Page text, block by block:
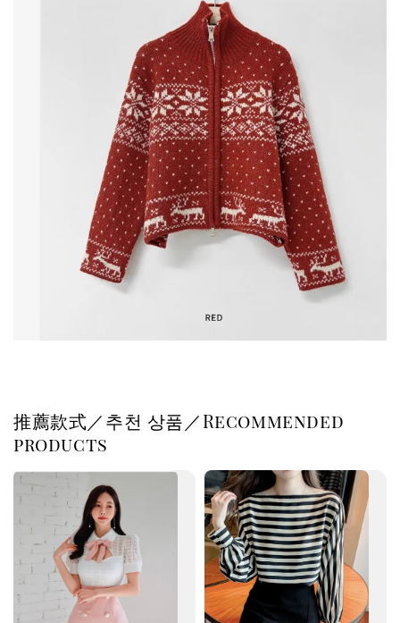
推薦款式／추천 상품／Recommended
products